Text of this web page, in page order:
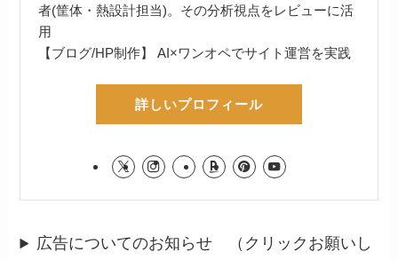
者(筐体・熱設計担当)。その分析視点をレビューに活
用
【ブログ/HP制作】 AI×ワンオペでサイト運営を実践
詳しいプロフィール
広告についてのお知らせ （クリックお願いし